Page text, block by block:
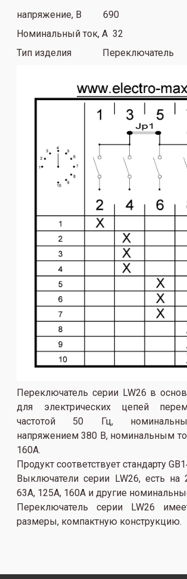
напряжение, В 690
Номинальный ток, А 32
Тип изделия Переключатель
Переключатель серии LW26 в
для электрических цепей
частотой 50 Гц,
напряжением 380 В, номинальным
160А.
Продукт соответствует стандарту
Выключатели серии LW26, есть на
63A, 125A, 160A и другие
Переключатель серии LW26
размеры, компактную конструкцию.